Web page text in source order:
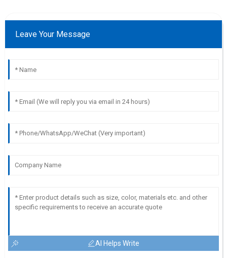
Leave Your Message
AI Helps Write